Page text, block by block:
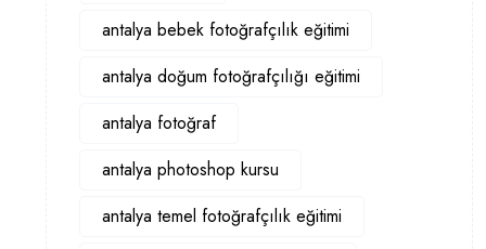
antalya bebek fotoğrafçılık eğitimi
antalya doğum fotoğrafçılığı eğitimi
antalya fotoğraf
antalya photoshop kursu
antalya temel fotoğrafçılık eğitimi